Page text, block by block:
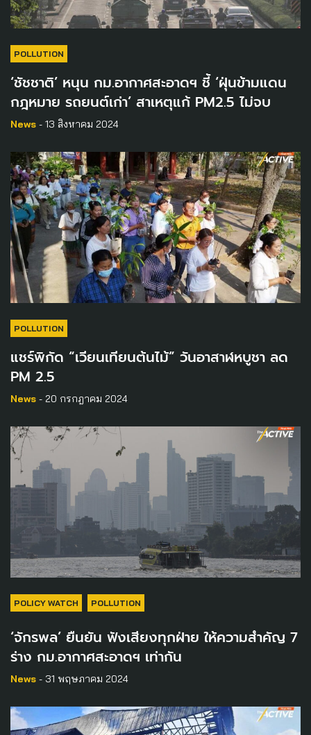
POLLUTION
‘ชัชชาติ’ หนุน กม.อากาศสะอาดฯ ชี้ ‘ฝุ่นข้ามแดน
กฎหมาย รถยนต์เก่า’ สาเหตุแก้ PM2.5 ไม่จบ
News - 13 สิงหาคม 2024
POLLUTION
แชร์พิกัด “เวียนเทียนต้นไม้” วันอาสาฬหบูชา ลด
PM 2.5
News - 20 กรกฎาคม 2024
POLICY WATCH POLLUTION
‘จักรพล’ ยืนยัน ฟังเสียงทุกฝ่าย ให้ความสำคัญ 7
ร่าง กม.อากาศสะอาดฯ เท่ากัน
News - 31 พฤษภาคม 2024